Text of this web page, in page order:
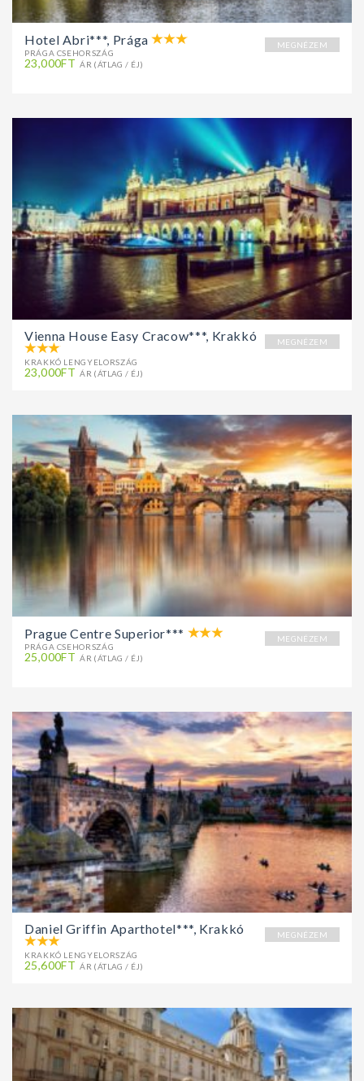
MEGNÉZEM
Hotel Abri***, Prága
PRÁGA CSEHORSZÁG
23,000FT ÁR (ÁTLAG / ÉJ)
MEGNÉZEM
Vienna House Easy Cracow***, Krakkó
KRAKKÓ LENGYELORSZÁG
23,000FT ÁR (ÁTLAG / ÉJ)
MEGNÉZEM
Prague Centre Superior***
PRÁGA CSEHORSZÁG
25,000FT ÁR (ÁTLAG / ÉJ)
MEGNÉZEM
Daniel Griffin Aparthotel***, Krakkó
KRAKKÓ LENGYELORSZÁG
25,600FT ÁR (ÁTLAG / ÉJ)